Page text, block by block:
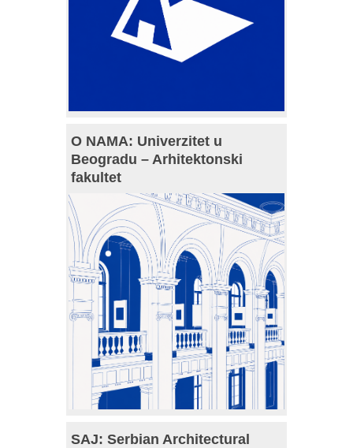
O NAMA: Univerzitet u
Beogradu – Arhitektonski
fakultet
SAJ: Serbian Architectural